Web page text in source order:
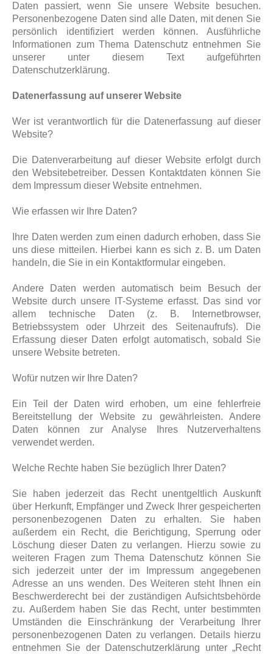
Daten passiert, wenn Sie unsere Website besuchen.
Personenbezogene Daten sind alle Daten, mit denen Sie
persönlich identifiziert werden können. Ausführliche
Informationen zum Thema Datenschutz entnehmen Sie
unserer unter diesem Text aufgeführten
Datenschutzerklärung.
Datenerfassung auf unserer Website
Wer ist verantwortlich für die Datenerfassung auf dieser
Website?
Die Datenverarbeitung auf dieser Website erfolgt durch
den Websitebetreiber. Dessen Kontaktdaten können Sie
dem Impressum dieser Website entnehmen.
Wie erfassen wir Ihre Daten?
Ihre Daten werden zum einen dadurch erhoben, dass Sie
uns diese mitteilen. Hierbei kann es sich z. B. um Daten
handeln, die Sie in ein Kontaktformular eingeben.
Andere Daten werden automatisch beim Besuch der
Website durch unsere IT-Systeme erfasst. Das sind vor
allem technische Daten (z. B. Internetbrowser,
Betriebssystem oder Uhrzeit des Seitenaufrufs). Die
Erfassung dieser Daten erfolgt automatisch, sobald Sie
unsere Website betreten.
Wofür nutzen wir Ihre Daten?
Ein Teil der Daten wird erhoben, um eine fehlerfreie
Bereitstellung der Website zu gewährleisten. Andere
Daten können zur Analyse Ihres Nutzerverhaltens
verwendet werden.
Welche Rechte haben Sie bezüglich Ihrer Daten?
Sie haben jederzeit das Recht unentgeltlich Auskunft
über Herkunft, Empfänger und Zweck Ihrer gespeicherten
personenbezogenen Daten zu erhalten. Sie haben
außerdem ein Recht, die Berichtigung, Sperrung oder
Löschung dieser Daten zu verlangen. Hierzu sowie zu
weiteren Fragen zum Thema Datenschutz können Sie
sich jederzeit unter der im Impressum angegebenen
Adresse an uns wenden. Des Weiteren steht Ihnen ein
Beschwerderecht bei der zuständigen Aufsichtsbehörde
zu. Außerdem haben Sie das Recht, unter bestimmten
Umständen die Einschränkung der Verarbeitung Ihrer
personenbezogenen Daten zu verlangen. Details hierzu
entnehmen Sie der Datenschutzerklärung unter „Recht